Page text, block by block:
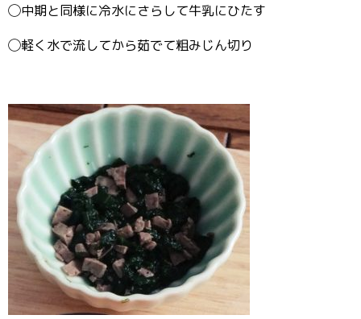
◯中期と同様に冷水にさらして牛乳にひたす
◯軽く水で流してから茹でて粗みじん切り